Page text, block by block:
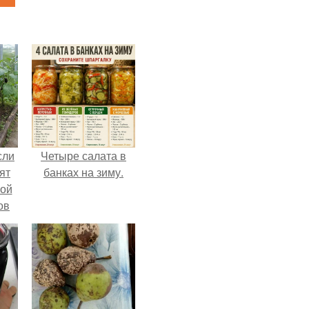
-
Четыре салата в
банках на зиму.